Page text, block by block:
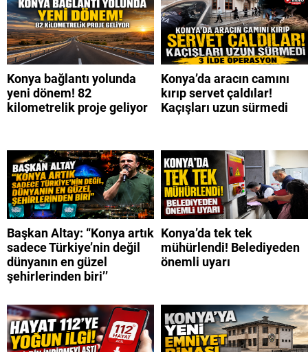
Konya bağlantı yolunda
yeni dönem! 82
kilometrelik proje geliyor
Konya’da aracın camını
kırıp servet çaldılar!
Kaçışları uzun sürmedi
Başkan Altay: “Konya artık
sadece Türkiye’nin değil
dünyanın en güzel
şehirlerinden biri’’
Konya’da tek tek
mühürlendi! Belediyeden
önemli uyarı